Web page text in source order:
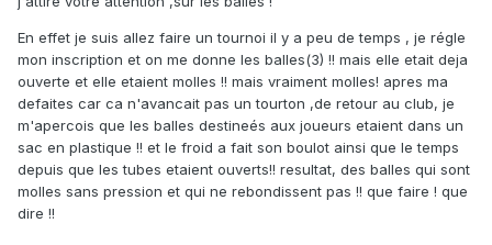
En effet je suis allez faire un tournoi il y a peu de temps , je régle
mon inscription et on me donne les balles(3) !! mais elle etait deja
ouverte et elle etaient molles !! mais vraiment molles! apres ma
defaites car ca n'avancait pas un tourton ,de retour au club, je
m'apercois que les balles destineés aux joueurs etaient dans un
sac en plastique !! et le froid a fait son boulot ainsi que le temps
depuis que les tubes etaient ouverts!! resultat, des balles qui sont
molles sans pression et qui ne rebondissent pas !! que faire ! que
dire !!